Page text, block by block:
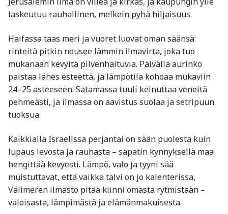
laskeutuu rauhallinen, melkein pyhä hiljaisuus.
Haifassa taas meri ja vuoret luovat oman säänsä:
rinteitä pitkin nousee lämmin ilmavirta, joka tuo
mukanaan kevyitä pilvenhaituvia. Päivällä aurinko
paistaa lähes esteettä, ja lämpötila kohoaa mukaviin
24–25 asteeseen. Satamassa tuuli keinuttaa veneitä
pehmeästi, ja ilmassa on aavistus suolaa ja setripuun
tuoksua.
Kaikkialla Israelissa perjantai on sään puolesta kuin
lupaus levosta ja rauhasta – sapatin kynnyksellä maa
hengittää kevyesti. Lämpö, valo ja tyyni sää
muistuttavat, että vaikka talvi on jo kalenterissa,
Välimeren ilmasto pitää kiinni omasta rytmistään –
valoisasta, lämpimästä ja elämänmakuisesta.